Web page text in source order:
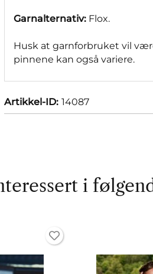
Garnalternativ: Flox.
Husk at garnforbruket vil
pinnene kan også variere.
Artikkel-ID: 14087
i